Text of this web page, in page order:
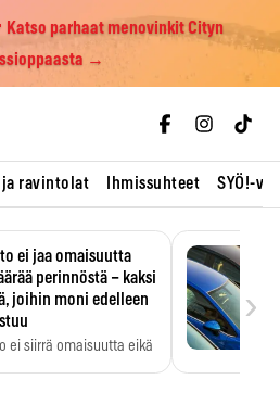
Katso parhaat menovinkit Cityn
→
ja ravintolat Ihmissuhteet SYÖ!-
ei jaa omaisuutta
perinnöstä – kaksi
joihin moni edelleen
ei siirrä omaisuutta eikä
›